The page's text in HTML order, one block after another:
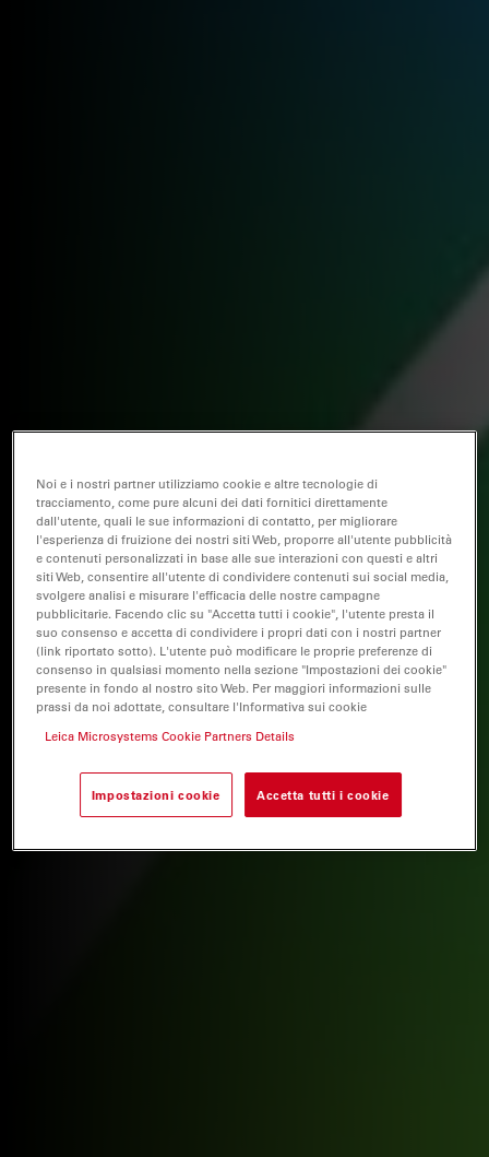
Noi e i nostri partner utilizziamo cookie e altre tecnologie di
tracciamento, come pure alcuni dei dati fornitici direttamente
dall'utente, quali le sue informazioni di contatto, per migliorare
l'esperienza di fruizione dei nostri siti Web, proporre all'utente pubblicità
e contenuti personalizzati in base alle sue interazioni con questi e altri
siti Web, consentire all'utente di condividere contenuti sui social media,
svolgere analisi e misurare l'efficacia delle nostre campagne
pubblicitarie. Facendo clic su "Accetta tutti i cookie", l'utente presta il
suo consenso e accetta di condividere i propri dati con i nostri partner
(link riportato sotto). L'utente può modificare le proprie preferenze di
consenso in qualsiasi momento nella sezione "Impostazioni dei cookie"
presente in fondo al nostro sito Web. Per maggiori informazioni sulle
prassi da noi adottate, consultare l'Informativa sui cookie
Leica Microsystems Cookie Partners Details
Impostazioni cookie Accetta tutti i cookie